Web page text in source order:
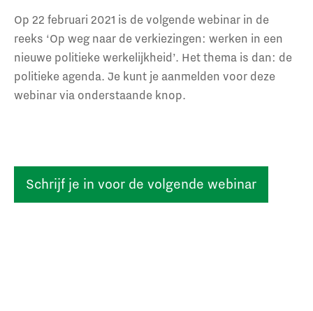
Op 22 februari 2021 is de volgende webinar in de
reeks ‘Op weg naar de verkiezingen: werken in een
nieuwe politieke werkelijkheid’. Het thema is dan: de
politieke agenda. Je kunt je aanmelden voor deze
webinar via onderstaande knop.
Schrijf je in voor de volgende webinar